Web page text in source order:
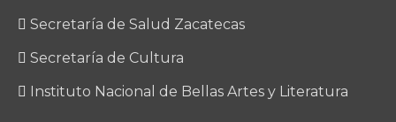
Secretaría de Salud Zacatecas
Secretaría de Cultura
Instituto Nacional de Bellas Artes y Literatura